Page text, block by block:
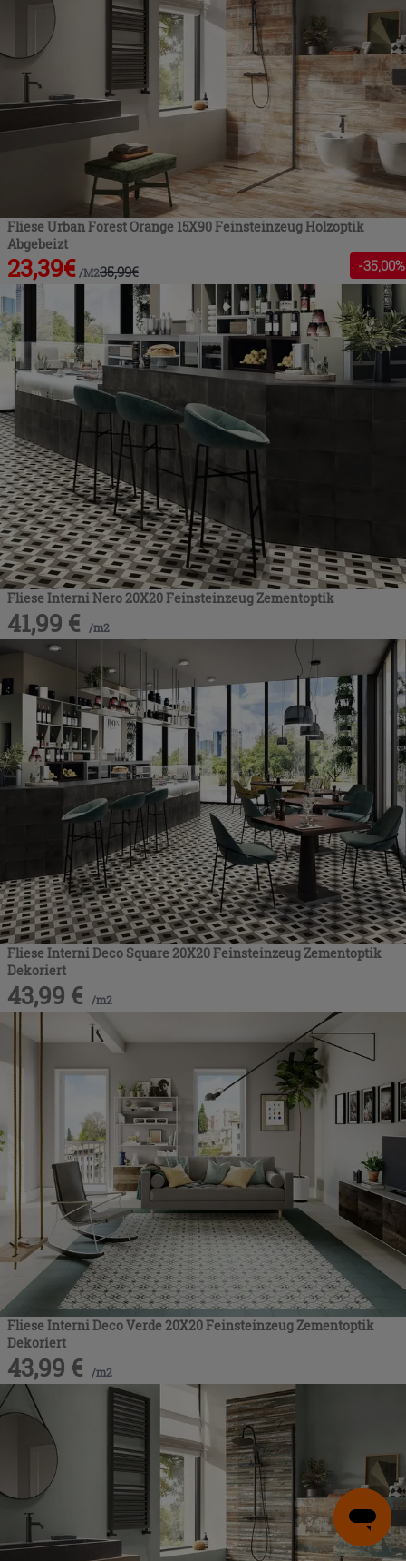
Fliese Urban Forest Orange 15X90 Feinsteinzeug Holzoptik
Abgebeizt
23,39€ /M235,99€ -35,00%
Fliese Interni Nero 20X20 Feinsteinzeug Zementoptik
41,99 € /m2
Fliese Interni Deco Square 20X20 Feinsteinzeug Zementoptik
Dekoriert
43,99 € /m2
Fliese Interni Deco Verde 20X20 Feinsteinzeug Zementoptik
Dekoriert
43,99 € /m2